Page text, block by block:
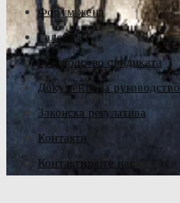
Форум жена
Галерија
Руководство синдиката
Документа за руководство
Законска регулатива
Контакти
Контактирајте нас